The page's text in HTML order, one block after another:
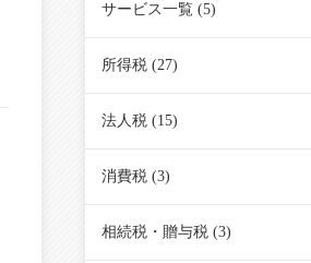
サービス一覧 (5)
所得税 (27)
法人税 (15)
消費税 (3)
相続税・贈与税 (3)